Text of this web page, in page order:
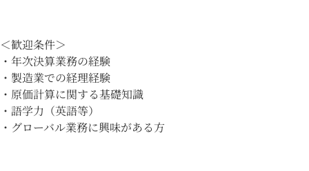
＜歓迎条件＞
・年次決算業務の経験
・製造業での経理経験
・原価計算に関する基礎知識
・語学力（英語等）
・グローバル業務に興味がある方